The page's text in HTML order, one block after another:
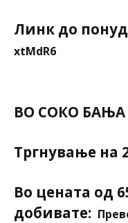
Линк до
xtMdR6
ВО СОКО
Тргнување на
Во цената од
добивате: